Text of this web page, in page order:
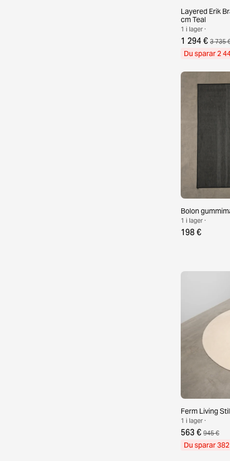
Layered Erik
cm Teal
1 i lager ·
1 294 € 3 735
Du sparar 2
Bolon
1 i lager ·
198 €
Ferm Living
1 i lager ·
563 € 945 €
Du sparar